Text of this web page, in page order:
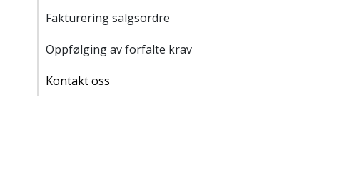
Fakturering salgsordre
Oppfølging av forfalte krav
Kontakt oss